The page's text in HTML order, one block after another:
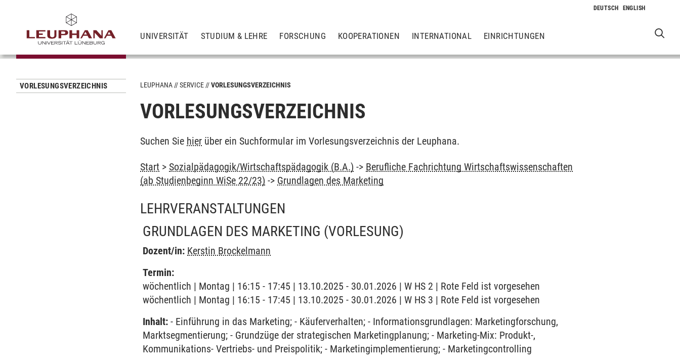
UNIVERSITÄT STUDIUM & LEHRE FORSCHUNG KOOPERATIONEN INTERNATIONAL EINRICHTUNGEN
VORLESUNGSVERZEICHNIS LEUPHANA SERVICE VORLESUNGSVERZEICHNIS
VORLESUNGSVERZEICHNIS
Suchen Sie hier über ein Suchformular im Vorlesungsverzeichnis der Leuphana.
Start > Sozialpädagogik/Wirtschaftspädagogik (B.A.) -> Berufliche Fachrichtung Wirtschaftswissenschaften
(ab Studienbeginn WiSe 22/23) -> Grundlagen des Marketing
LEHRVERANSTALTUNGEN
GRUNDLAGEN DES MARKETING (VORLESUNG)
Dozent/in: Kerstin Brockelmann
Termin:
wöchentlich | Montag | 16:15 - 17:45 | 13.10.2025 - 30.01.2026 | W HS 2 | Rote Feld ist vorgesehen
wöchentlich | Montag | 16:15 - 17:45 | 13.10.2025 - 30.01.2026 | W HS 3 | Rote Feld ist vorgesehen
Inhalt: - Einführung in das Marketing; - Käuferverhalten; - Informationsgrundlagen: Marketingforschung,
Marktsegmentierung; - Grundzüge der strategischen Marketingplanung; - Marketing-Mix: Produkt-,
Kommunikations- Vertriebs- und Preispolitik; - Marketingimplementierung; - Marketingcontrolling